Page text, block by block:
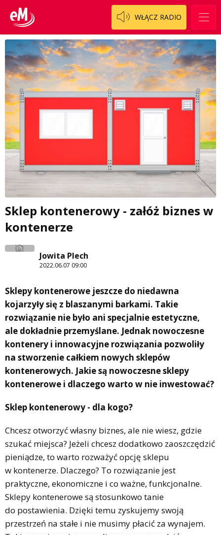
WŁĄCZ RADIO
Sklep kontenerowy - załóż biznes w
kontenerze
Jowita Plech
2022.06.07 09:00
Sklepy kontenerowe jeszcze do niedawna
kojarzyły się z blaszanymi barkami. Takie
rozwiązanie nie było ani specjalnie estetyczne,
ale dokładnie przemyślane. Jednak nowoczesne
kontenery i innowacyjne rozwiązania pozwoliły
na stworzenie całkiem nowych sklepów
kontenerowych. Jakie są nowoczesne sklepy
kontenerowe i dlaczego warto w nie inwestować?
Sklep kontenerowy - dla kogo?
Chcesz otworzyć własny biznes, ale nie wiesz, gdzie
szukać miejsca? Jeżeli chcesz dodatkowo zaoszczędzić
pieniądze, to warto rozważyć opcję sklepu
w kontenerze. Dlaczego? To rozwiązanie jest
praktyczne, ekonomiczne i co ważne, funkcjonalne.
Sklepy kontenerowe są stosunkowo tanie
do postawienia. Dzięki temu zyskujemy swoją
przestrzeń na stałe i nie musimy płacić za wynajem.